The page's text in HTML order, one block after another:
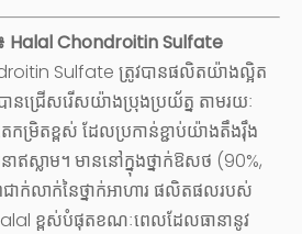
Halal Chondroitin Sulfate
Sulfate ត្រូវបានផលិតយ៉ាងល្អិត
នជ្រើសរើសយ៉ាងប្រុងប្រយ័ត្ន តាមរយៈ
ម្រិតខ្ពស់ ដែលប្រកាន់ខ្ជាប់យ៉ាងតឹងរ៉ឹង
ឥស្លាម។ មាននៅក្នុងថ្នាក់ឱសថ (90%,
ាក់លាក់នៃថ្នាក់អាហារ ផលិតផលរបស់
ខ្ពស់បំផុតខណៈពេលដែលធានានូវ